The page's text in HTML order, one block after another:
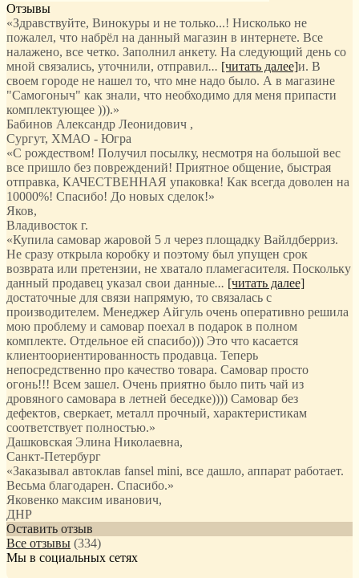
Отзывы
«Здравствуйте, Винокуры и не только...! Нисколько не
пожалел, что набрёл на данный магазин в интернете. Все
налажено, все четко. Заполнил анкету. На следующий день со
мной связались, уточнили, отправил... [читать далее]и. В
своем городе не нашел то, что мне надо было. А в магазине
"Самогоныч" как знали, что необходимо для меня припасти
комплектующее ))).»
Бабинов Александр Леонидович ,
Сургут, ХМАО - Югра
«С рождеством! Получил посылку, несмотря на большой вес
все пришло без повреждений! Приятное общение, быстрая
отправка, КАЧЕСТВЕННАЯ упаковка! Как всегда доволен на
10000%! Спасибо! До новых сделок!»
Яков,
Владивосток г.
«Купила самовар жаровой 5 л через площадку Вайлдберриз.
Не сразу открыла коробку и поэтому был упущен срок
возврата или претензии, не хватало пламегасителя. Поскольку
данный продавец указал свои данные... [читать далее]
достаточные для связи напрямую, то связалась с
производителем. Менеджер Айгуль очень оперативно решила
мою проблему и самовар поехал в подарок в полном
комплекте. Отдельное ей спасибо))) Это что касается
клиентоориентированность продавца. Теперь
непосредственно про качество товара. Самовар просто
огонь!!! Всем зашел. Очень приятно было пить чай из
дровяного самовара в летней беседке)))) Самовар без
дефектов, сверкает, металл прочный, характеристикам
соответствует полностью.»
Дашковская Элина Николаевна,
Санкт-Петербург
«Заказывал автоклав fansel mini, все дашло, аппарат работает.
Весьма благодарен. Спасибо.»
Яковенко максим иванович,
ДНР
Оставить отзыв
Все отзывы (334)
Мы в социальных сетях